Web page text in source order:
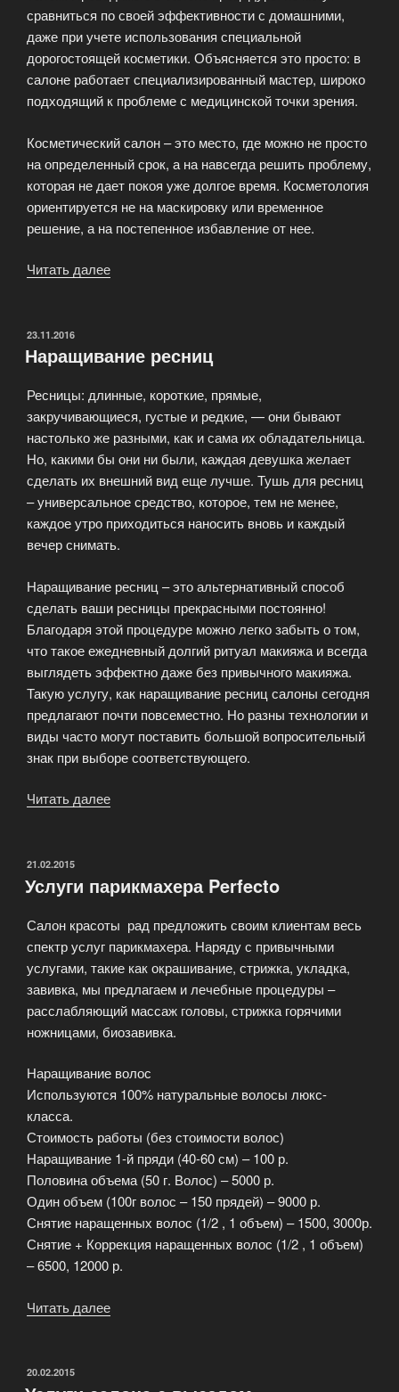
сравниться по своей эффективности с домашними,
даже при учете использования специальной
дорогостоящей косметики. Объясняется это просто: в
салоне работает специализированный мастер, широко
подходящий к проблеме с медицинской точки зрения.
Косметический салон – это место, где можно не просто
на определенный срок, а на навсегда решить проблему,
которая не дает покоя уже долгое время. Косметология
ориентируется не на маскировку или временное
решение, а на постепенное избавление от нее.
Читать далее
наука
уходу
за
телом
и
телом»
ОПУБЛИКОВАНО
23.11.2016
Наращивание ресниц
Ресницы: длинные, короткие, прямые,
закручивающиеся, густые и редкие, — они бывают
настолько же разными, как и сама их обладательница.
Но, какими бы они ни были, каждая девушка желает
сделать их внешний вид еще лучше. Тушь для ресниц
– универсальное средство, которое, тем не менее,
каждое утро приходиться наносить вновь и каждый
вечер снимать.
Наращивание ресниц – это альтернативный способ
сделать ваши ресницы прекрасными постоянно!
Благодаря этой процедуре можно легко забыть о том,
что такое ежедневный долгий ритуал макияжа и всегда
выглядеть эффектно даже без привычного макияжа.
Такую услугу, как наращивание ресниц салоны сегодня
предлагают почти повсеместно. Но разны технологии и
виды часто могут поставить большой вопросительный
знак при выборе соответствующего.
Читать далее
ОПУБЛИКОВАНО
21.02.2015
Услуги парикмахера Perfecto
Салон красоты рад предложить своим клиентам весь
спектр услуг парикмахера. Наряду с привычными
услугами, такие как окрашивание, стрижка, укладка,
завивка, мы предлагаем и лечебные процедуры –
расслабляющий массаж головы, стрижка горячими
ножницами, биозавивка.
Наращивание волос
Используются 100% натуральные волосы люкс-
класса.
Стоимость работы (без стоимости волос)
Наращивание 1-й пряди (40-60 см) – 100 р.
Половина объема (50 г. Волос) – 5000 р.
Один объем (100г волос – 150 прядей) – 9000 р.
Снятие наращенных волос (1/2 , 1 объем) – 1500, 3000р.
Снятие + Коррекция наращенных волос (1/2 , 1 объем)
– 6500, 12000 р.
Читать далее
ОПУБЛИКОВАНО
20.02.2015